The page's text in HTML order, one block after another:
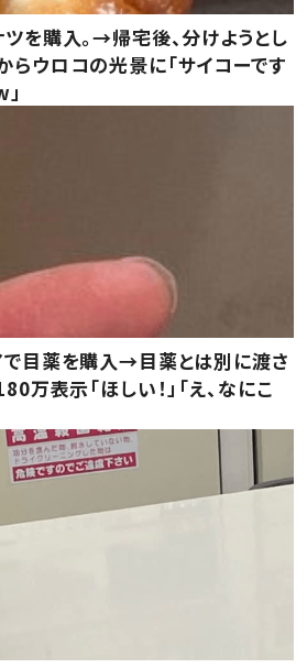
を購入。→帰宅後、分けようとし
ウロコの光景に「サイコーです
で目薬を購入→目薬とは別に渡さ
表示「ほしい！」「え、なにこ